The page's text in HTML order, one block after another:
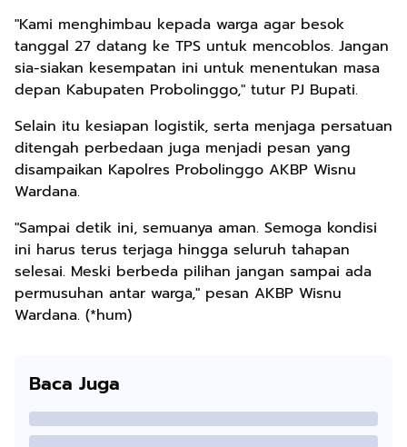
"Kami menghimbau kepada warga agar besok
tanggal 27 datang ke TPS untuk mencoblos. Jangan
sia-siakan kesempatan ini untuk menentukan masa
depan Kabupaten Probolinggo," tutur PJ Bupati.
Selain itu kesiapan logistik, serta menjaga persatuan
ditengah perbedaan juga menjadi pesan yang
disampaikan Kapolres Probolinggo AKBP Wisnu
Wardana.
"Sampai detik ini, semuanya aman. Semoga kondisi
ini harus terus terjaga hingga seluruh tahapan
selesai. Meski berbeda pilihan jangan sampai ada
permusuhan antar warga," pesan AKBP Wisnu
Wardana. (*hum)
Baca Juga